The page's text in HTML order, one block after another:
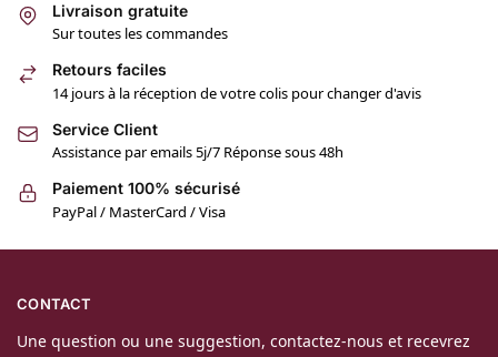
Livraison gratuite
Sur toutes les commandes
Retours faciles
14 jours à la réception de votre colis pour changer d'avis
Service Client
Assistance par emails 5j/7 Réponse sous 48h
Paiement 100% sécurisé
PayPal / MasterCard / Visa
CONTACT
Une question ou une suggestion, contactez-nous et recevrez